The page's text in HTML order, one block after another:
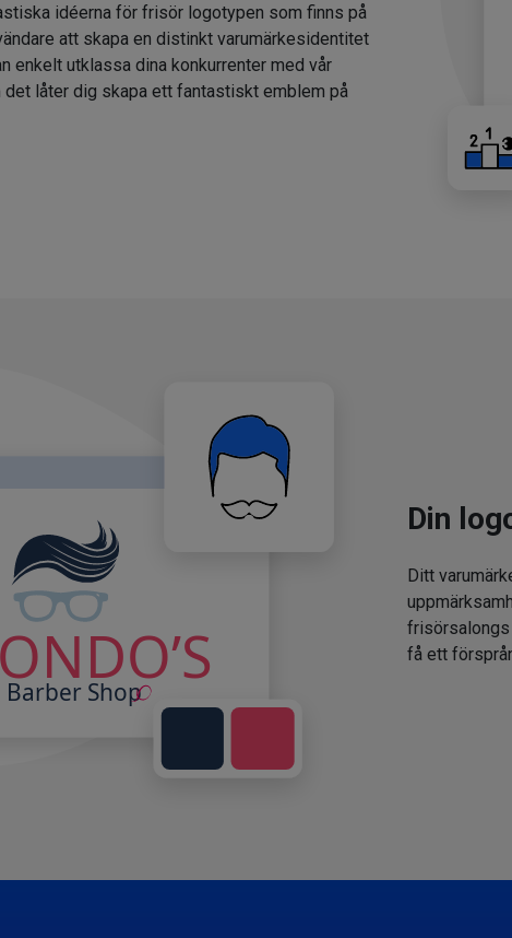
idéerna för frisör logotypen som finns på
att skapa en distinkt varumärkesidentitet
enkelt utklassa dina konkurrenter med vår
det låter dig skapa ett fantastiskt emblem på
Din
Ditt
få ett